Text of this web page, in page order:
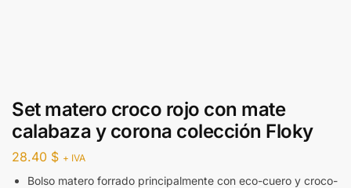
Set matero croco rojo con mate
calabaza y corona colección Floky
28.40 $ + IVA
Bolso matero forrado principalmente con eco-cuero y croco-